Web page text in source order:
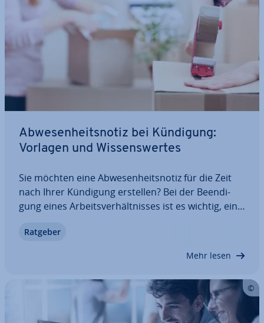
Ab­we­sen­heits­no­tiz bei Kündigung:
Vorlagen und Wis­sens­wer­tes
Sie möchten eine Ab­we­sen­heits­no­tiz für die Zeit
nach Ihrer Kündigung erstellen? Bei der Be­en­di­
gung eines Ar­beits­ver­hält­nis­ses ist es wichtig, eine
E-Mails ein­zu­rich­ten. Damit stellen Sie sicher, dass
Ratgeber
Mehr lesen